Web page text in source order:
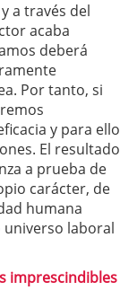
a través del
acaba
deberá
Por tanto, si
y para ello
El resultado
a prueba de
carácter, de
humana
laboral
imprescindibles